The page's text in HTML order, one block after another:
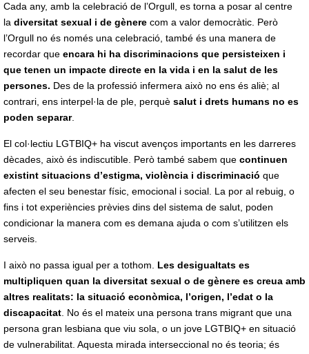
Cada any, amb la celebració de l’Orgull, es torna a posar al centre
la diversitat sexual i de gènere com a valor democràtic. Però
l’Orgull no és només una celebració, també és una manera de
recordar que encara hi ha discriminacions que persisteixen i
que tenen un impacte directe en la vida i en la salut de les
persones. Des de la professió infermera això no ens és aliè; al
contrari, ens interpel·la de ple, perquè salut i drets humans no es
poden separar.
El col·lectiu LGTBIQ+ ha viscut avenços importants en les darreres
dècades, això és indiscutible. Però també sabem que continuen
existint situacions d’estigma, violència i discriminació que
afecten el seu benestar físic, emocional i social. La por al rebuig, o
fins i tot experiències prèvies dins del sistema de salut, poden
condicionar la manera com es demana ajuda o com s’utilitzen els
serveis.
I això no passa igual per a tothom. Les desigualtats es
multipliquen quan la diversitat sexual o de gènere es creua amb
altres realitats: la situació econòmica, l’origen, l’edat o la
discapacitat. No és el mateix una persona trans migrant que una
persona gran lesbiana que viu sola, o un jove LGTBIQ+ en situació
de vulnerabilitat. Aquesta mirada interseccional no és teoria; és